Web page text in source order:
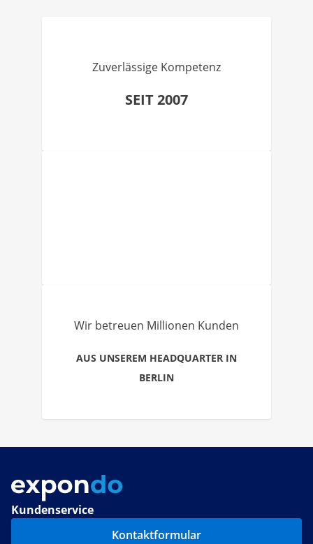
Zuverlässige Kompetenz
SEIT 2007
Wir betreuen Millionen Kunden
AUS UNSEREM HEADQUARTER IN
BERLIN
Kundenservice
Kontaktformular